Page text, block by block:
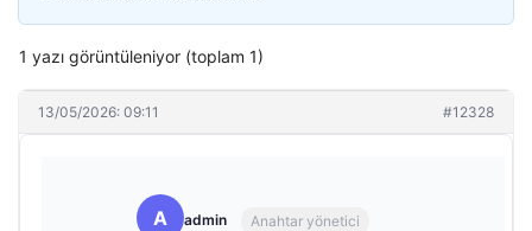
1 yazı görüntüleniyor (toplam 1)
13/05/2026: 09:11 #12328
A admin Anahtar yönetici